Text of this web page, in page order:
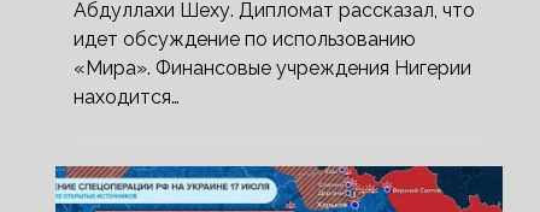
Абдуллахи Шеху. Дипломат рассказал, что
идет обсуждение по использованию
«Мира». Финансовые учреждения Нигерии
находится…